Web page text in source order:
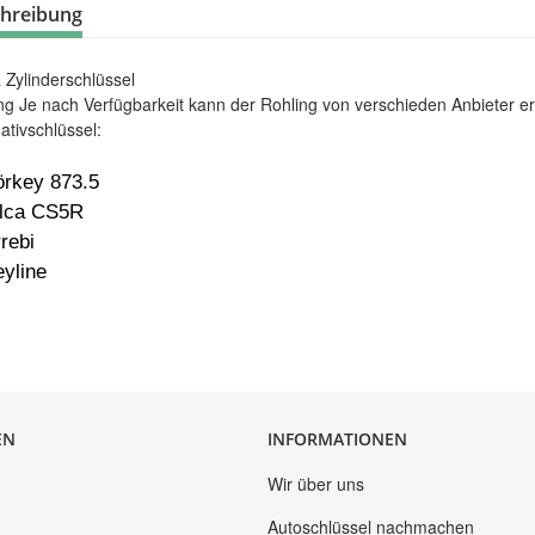
Zylinderschlüssel
Je nach Verfügbarkeit kann der Rohling von verschieden Anbieter
873.5
CS5R
INFORMATIONEN
Wir über uns
Autoschlüssel nachmachen